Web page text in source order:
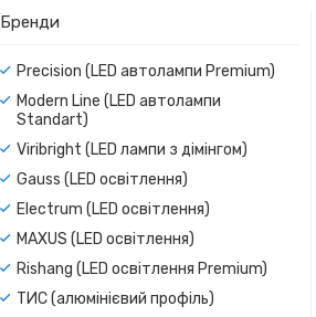
Бренди
Precision (LED автолампи Premium)
Modern Line (LED автолампи
Standart)
Viribright (LED лампи з дімінгом)
Gauss (LED освітлення)
Electrum (LED освітлення)
MAXUS (LED освітлення)
Rishang (LED освітлення Premium)
ТИС (алюмінієвий профіль)